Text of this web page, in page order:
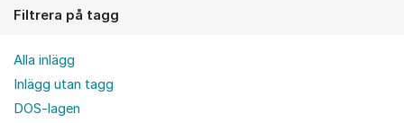
Filtrera på tagg
Alla inlägg
Inlägg utan tagg
DOS-lagen